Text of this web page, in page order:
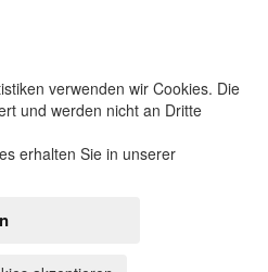
verwenden wir Cookies. Die
und werden nicht an Dritte
erhalten Sie in unserer